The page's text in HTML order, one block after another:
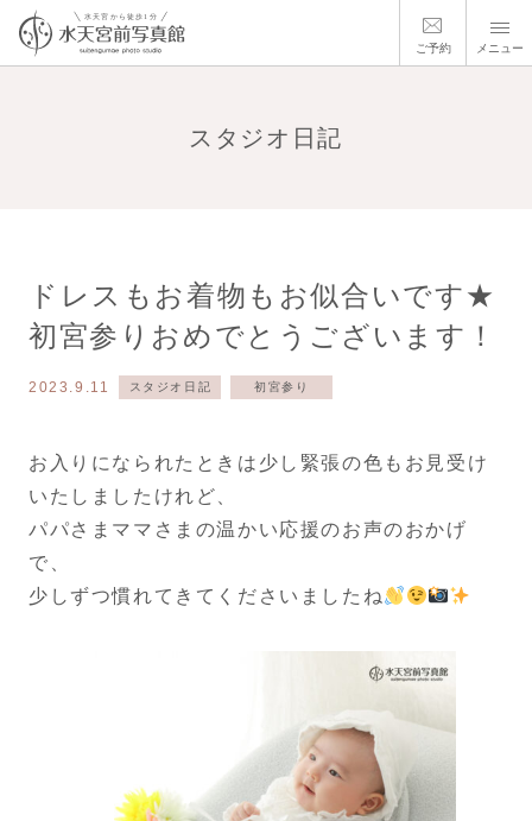
ご予約 メニュー
スタジオ日記
ドレスもお着物もお似合いです★
初宮参りおめでとうございます！
2023.9.11 スタジオ日記 初宮参り
お入りになられたときは少し緊張の色もお見受け
いたしましたけれど、
パパさまママさまの温かい応援のお声のおかげ
で、
少しずつ慣れてきてくださいましたね